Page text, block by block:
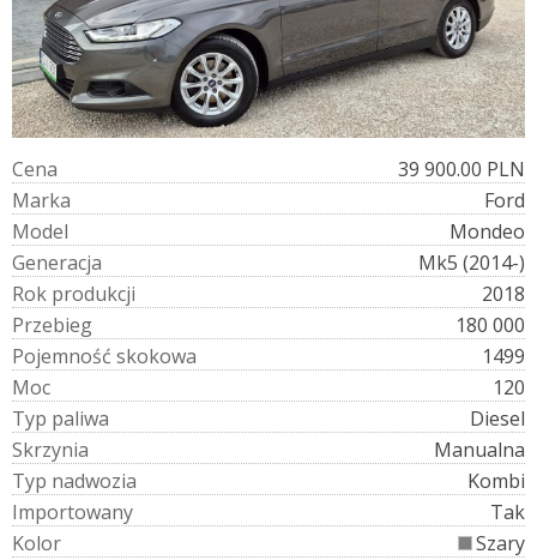
Cena
39 900.00 PLN
Marka
Ford
Model
Mondeo
Generacja
Mk5 (2014-)
Rok produkcji
2018
Przebieg
180 000
Pojemność skokowa
1499
Moc
120
Typ paliwa
Diesel
Skrzynia
Manualna
Typ nadwozia
Kombi
Importowany
Tak
Kolor
Szary